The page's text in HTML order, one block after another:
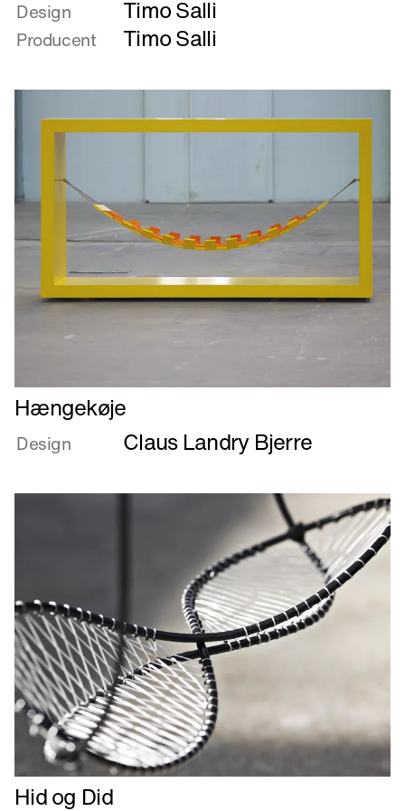
om
Guide
Design Timo Salli
Producent Timo Salli
Læs
mere
om
Hængekøje
Design Claus Landry Bjerre
Læs
Hid og Did